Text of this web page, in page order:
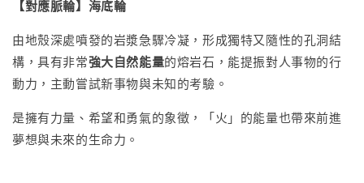
【對應脈輪】海底輪
由地殼深處噴發的岩漿急驟冷凝，形成獨特又隨性的孔洞結
構，具有非常強大自然能量的熔岩石，能提振對人事物的行
動力，主動嘗試新事物與未知的考驗。
是擁有力量、希望和勇氣的象徵，「火」的能量也帶來前進
夢想與未來的生命力。